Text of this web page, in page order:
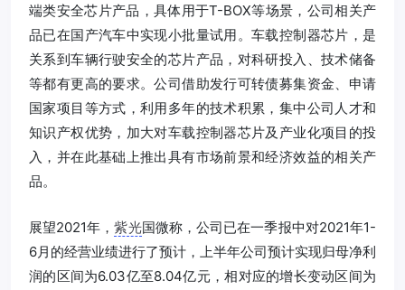
端类安全芯片产品，具体用于T-BOX等场景，公司相关产
品已在国产汽车中实现小批量试用。车载控制器芯片，是
关系到车辆行驶安全的芯片产品，对科研投入、技术储备
等都有更高的要求。公司借助发行可转债募集资金、申请
国家项目等方式，利用多年的技术积累，集中公司人才和
知识产权优势，加大对车载控制器芯片及产业化项目的投
入，并在此基础上推出具有市场前景和经济效益的相关产
品。
展望2021年，紫光国微称，公司已在一季报中对2021年1-
6月的经营业绩进行了预计，上半年公司预计实现归母净利
润的区间为6.03亿至8.04亿元，相对应的增长变动区间为